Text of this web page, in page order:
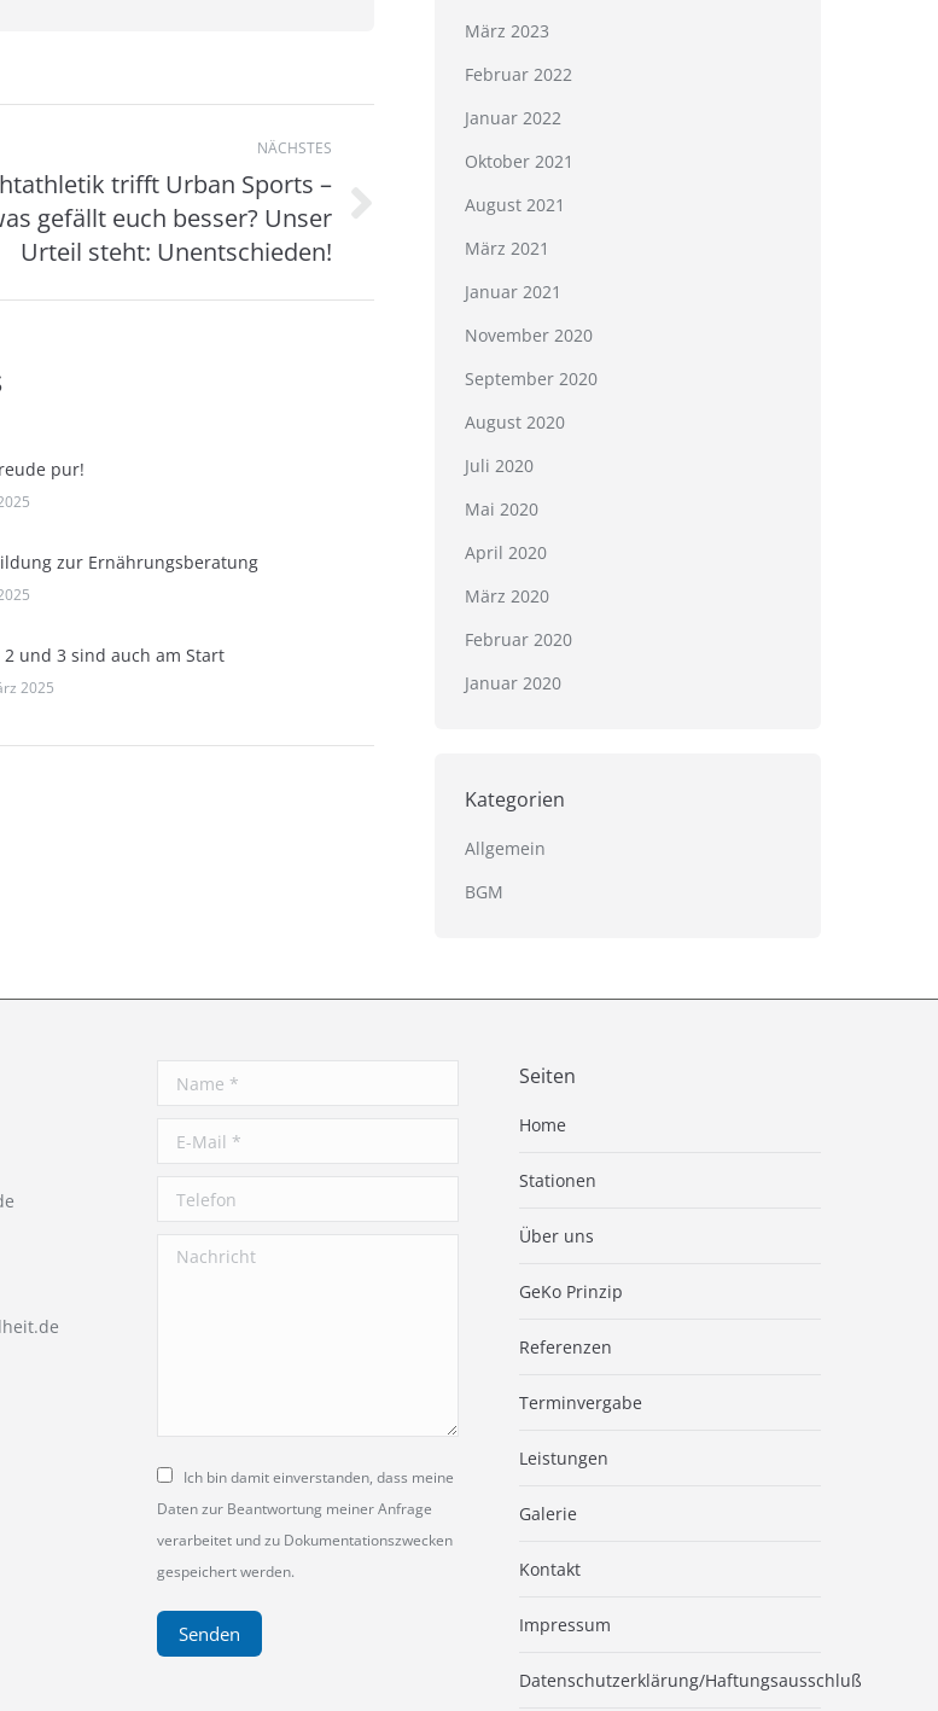
NÄCHSTES
trifft Urban Sports –
gefällt euch besser? Unser
Urteil steht: Unentschieden!
pur!
zur Ernährungsberatung
2 und 3 sind auch am Start
2025
März 2023
Februar 2022
Januar 2022
Oktober 2021
August 2021
März 2021
Januar 2021
November 2020
September 2020
August 2020
Juli 2020
Mai 2020
April 2020
März 2020
Februar 2020
Januar 2020
Kategorien
Allgemein
BGM
Name *
E-Mail *
Telefon
Nachricht
Ich bin damit einverstanden, dass meine
Daten zur Beantwortung meiner Anfrage
verarbeitet und zu Dokumentationszwecken
gespeichert werden.
Senden
Seiten
Home
Stationen
Über uns
GeKo Prinzip
Referenzen
Terminvergabe
Leistungen
Galerie
Kontakt
Impressum
Datenschutzerklärung/Haftungsausschluß